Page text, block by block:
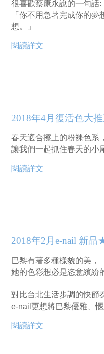
很喜歡蔡康永說的一句話:
「你不用急著完成你的
想。」
閱讀詳文
2018年4月復活色大
春天適合擦上的粉裸色系
讓我們一起抓住春天的小
閱讀詳文
2018年2月e-nail 新品
巴黎有著多種樣貌的美，
她的色彩想必是恣意繽紛
對比台北生活步調的快節
e-nail更想將巴黎優雅、
閱讀詳文